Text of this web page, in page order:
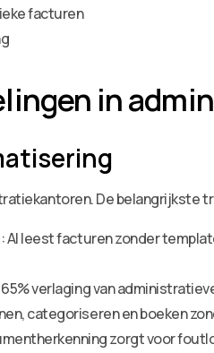
facturen
in
De belangrijkste
leest facturen zonder
verlaging van
categoriseren en boeken
zorgt voor